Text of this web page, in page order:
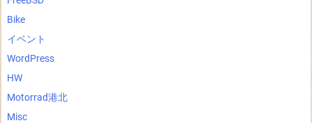
Bike
イベント
WordPress
HW
Motorrad港北
Misc